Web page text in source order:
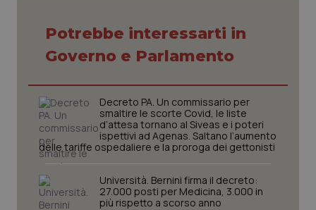
Potrebbe interessarti in
Governo e Parlamento
Decreto PA. Un commissario per
smaltire le scorte Covid, le liste
d’attesa tornano al Siveas e i poteri
ispettivi ad Agenas. Saltano l’aumento
delle tariffe ospedaliere e la proroga dei gettonisti
Università. Bernini firma il decreto:
27.000 posti per Medicina, 3.000 in
più rispetto a scorso anno
Necessari Statistici Marketing
I cookie necessari contribuiscono a rendere fruibile il
protette del sito. Il sito web non è in grado di
funzionare correttamente senza questi cookie.
Fornitore / Dominio
VISITOR_PRIVACY_METADATA
YouTube
.youtube.com